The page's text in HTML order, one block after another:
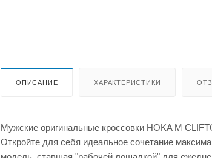
ОПИСАНИЕ ХАРАКТЕРИСТИКИ
Мужские оригинальные кроссовки HOKA M
Откройте для себя идеальное сочетание